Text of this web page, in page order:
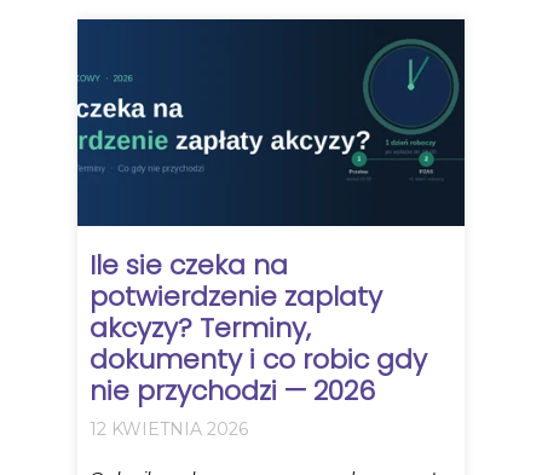
Ile sie czeka na
potwierdzenie zaplaty
akcyzy? Terminy,
dokumenty i co robic gdy
nie przychodzi — 2026
12 KWIETNIA 2026